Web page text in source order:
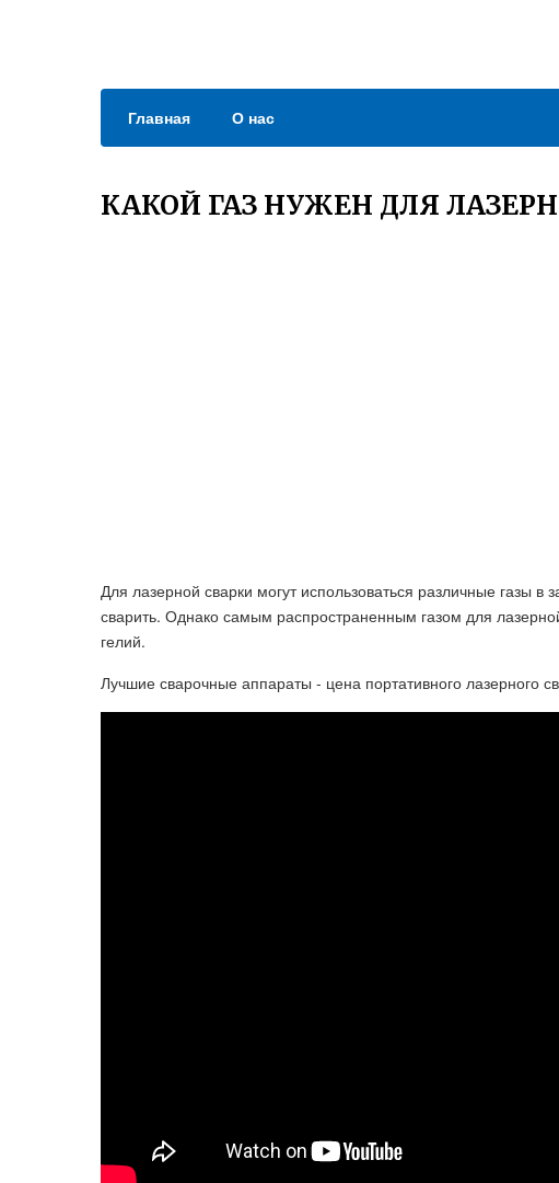
Главная О нас
КАКОЙ ГАЗ НУЖЕН ДЛЯ
Для лазерной сварки могут использоваться различные газы
сварить. Однако самым распространенным газом для
гелий.
Лучшие сварочные аппараты - цена портативного лазерного